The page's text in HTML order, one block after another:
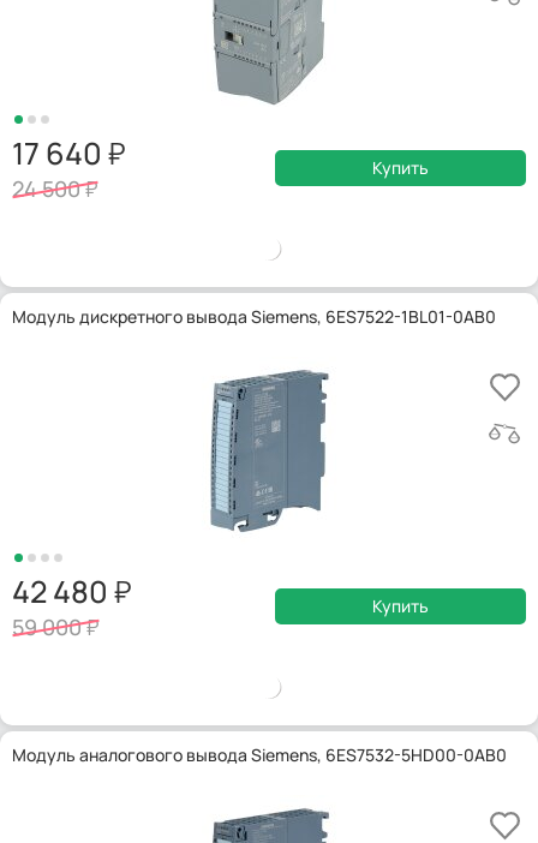
17 640
24 500
Купить
Модуль дискретного вывода Siemens, 6ES7522-1BL01-0AB0
42 480
59 000
Купить
Модуль аналогового вывода Siemens, 6ES7532-5HD00-0AB0